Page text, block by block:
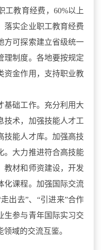
工教育经费，60%以上
落实企业职工教育经费
方可探索建立省级统一
理制度。各地要按规定
资金作用，支持职业教
础工作。充分利用大
技术，加强技能人才工
技能人才库。加强高技
。大力推进符合高技能
教材和师资建设，开发
化课程。加强国际交流
出去”、“引进来”合作
生参与青年国际实习交
域的交流互鉴。